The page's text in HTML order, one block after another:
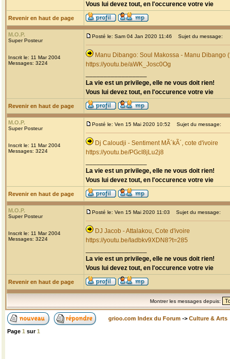
Vous lui devez tout, en l'occurence votre vie
Revenir en haut de page
M.O.P.
Super Posteur
Inscrit le: 11 Mar 2004
Messages: 3224
Posté le: Sam 04 Jan 2020 11:46 Sujet du message:
Manu Dibango: Soul Makossa - Manu Dibango
https://youtu.be/aWK_Josc0Og
La vie est un privilege, elle ne vous doit rien!
Vous lui devez tout, en l'occurence votre vie
Revenir en haut de page
M.O.P.
Super Posteur
Inscrit le: 11 Mar 2004
Messages: 3224
Posté le: Ven 15 Mai 2020 10:52 Sujet du message:
Dj Caloudji - Sentiment MÃ´kÃ´, cote d'ivoire
https://youtu.be/PGcI8jLu2j8
La vie est un privilege, elle ne vous doit rien!
Vous lui devez tout, en l'occurence votre vie
Revenir en haut de page
M.O.P.
Super Posteur
Inscrit le: 11 Mar 2004
Messages: 3224
Posté le: Ven 15 Mai 2020 11:03 Sujet du message:
DJ Jacob - Attalakou, Cote d'ivoire
https://youtu.be/Iadbkv9XDN8?t=285
La vie est un privilege, elle ne vous doit rien!
Vous lui devez tout, en l'occurence votre vie
Revenir en haut de page
Montrer les messages depuis:
grioo.com Index du Forum -> Culture & Arts
Page 1 sur1